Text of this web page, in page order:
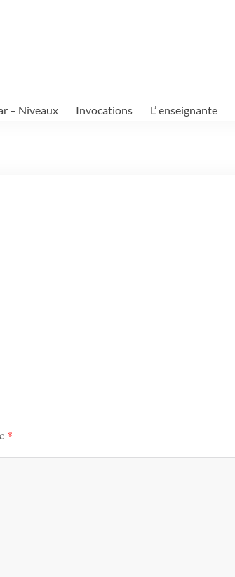
– Niveaux Invocations L’ enseignante
*